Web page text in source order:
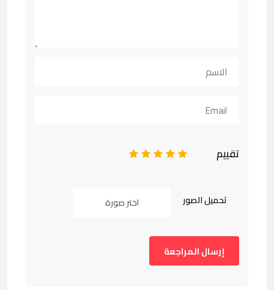
تقييم 5
4
3
2
تحميل الصور اختر صورة